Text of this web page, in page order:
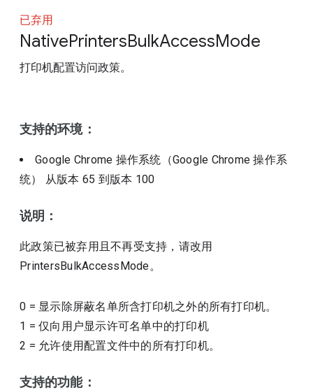
包括已弃用的政策
已弃用
NativePrintersBulkAccessMode
打印机配置访问政策。
支持的环境：
Google Chrome 操作系统（Google Chrome 操作系
统） 从版本 65 到版本 100
说明：
此政策已被弃用且不再受支持，请改用
PrintersBulkAccessMode。
0 = 显示除屏蔽名单所含打印机之外的所有打印机。
1 =仅向用户显示许可名单中的打印机
2 = 允许使用配置文件中的所有打印机。
支持的功能：